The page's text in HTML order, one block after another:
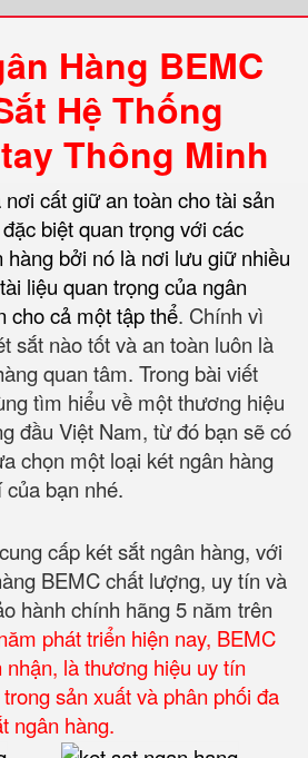
Hàng BEMC
Hệ Thống
Thông Minh
cất giữ an toàn cho tài sản
biệt quan trọng với các
hàng bởi nó là nơi lưu giữ nhiều
liệu quan trọng của ngân
cho cả một tập thể. Chính vì
sắt nào tốt và an toàn luôn là
quan tâm. Trong bài viết
tìm hiểu về một thương hiệu
đầu Việt Nam, từ đó bạn sẽ có
chọn một loại két ngân hàng
bạn nhé.
cấp két sắt ngân hàng, với
BEMC chất lượng, uy tín và
hành chính hãng 5 năm trên
phát triển hiện nay, BEMC
là thương hiệu uy tín
sản xuất và phân phối đa
ngân hàng.